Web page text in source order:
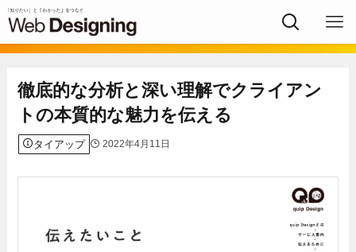
徹底的な分析と深い理解でクライアン
トの本質的な魅力を伝える
タイアップ 2022年4月11日